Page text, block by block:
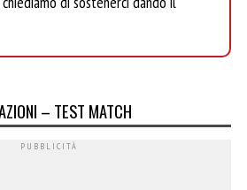
– TEST MATCH